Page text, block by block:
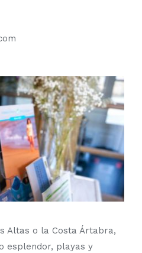
Altas o la Costa Ártabra,
esplendor, playas y